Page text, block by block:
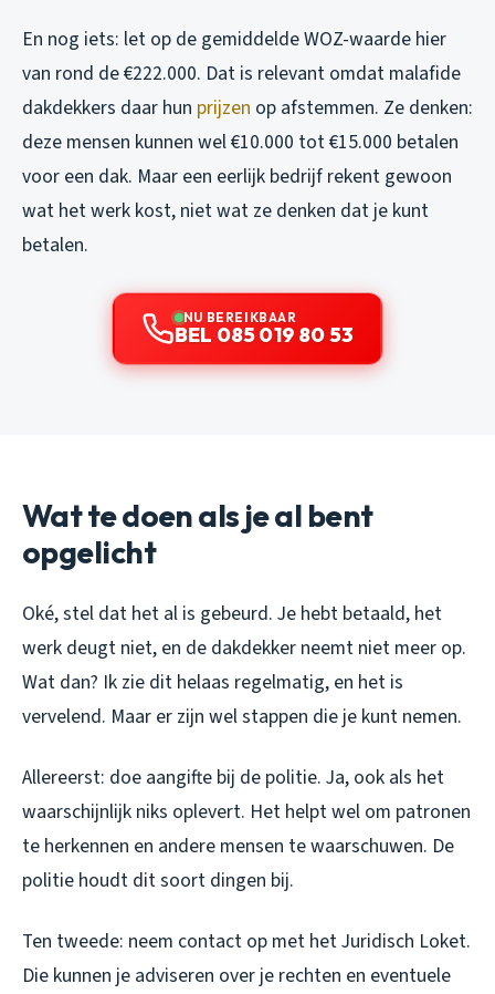
En nog iets: let op de gemiddelde WOZ-waarde hier
van rond de €222.000. Dat is relevant omdat malafide
dakdekkers daar hun prijzen op afstemmen. Ze denken:
deze mensen kunnen wel €10.000 tot €15.000 betalen
voor een dak. Maar een eerlijk bedrijf rekent gewoon
wat het werk kost, niet wat ze denken dat je kunt
betalen.
NU BEREIKBAAR
BEL 085 019 80 53
Wat te doen als je al bent
opgelicht
Oké, stel dat het al is gebeurd. Je hebt betaald, het
werk deugt niet, en de dakdekker neemt niet meer op.
Wat dan? Ik zie dit helaas regelmatig, en het is
vervelend. Maar er zijn wel stappen die je kunt nemen.
Allereerst: doe aangifte bij de politie. Ja, ook als het
waarschijnlijk niks oplevert. Het helpt wel om patronen
te herkennen en andere mensen te waarschuwen. De
politie houdt dit soort dingen bij.
Ten tweede: neem contact op met het Juridisch Loket.
Die kunnen je adviseren over je rechten en eventuele